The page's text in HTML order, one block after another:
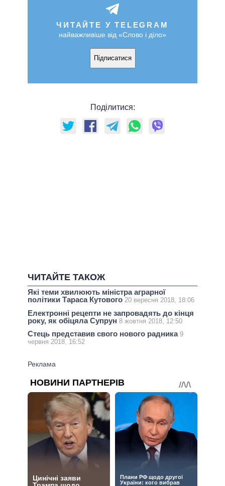
ЧИТАЙТЕ У TELEGRAM
найважливіше від «Слово і діло»
Підписатися
Поділитися:
ЧИТАЙТЕ ТАКОЖ
Які теми хвилюють міністра аграрної
політики Тараса Кутового 20 вересня 2018, 18:06
Електронні рецепти не запровадять до кінця
року, як обіцяла Супрун 8 жовтня 2018, 12:50
Стець представив свого нового радника 9
червня 2018, 16:52